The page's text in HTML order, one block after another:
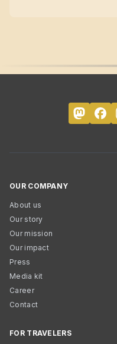
OUR COMPANY
About us
Our story
Our mission
Our impact
Press
Media kit
Career
Contact
FOR TRAVELERS